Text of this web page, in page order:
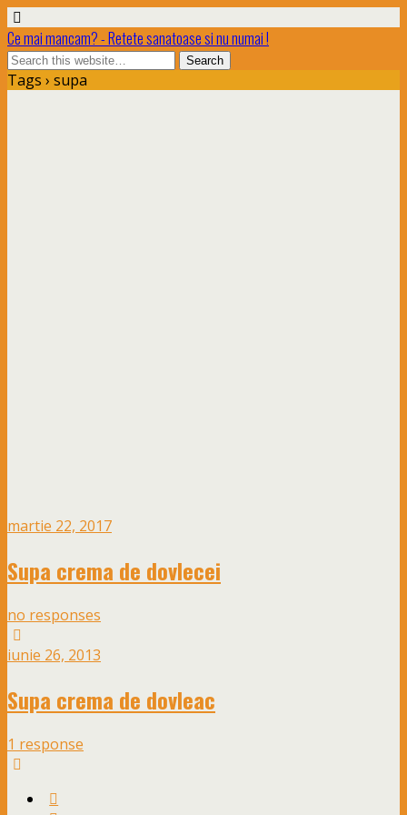
Ce mai mancam? - Retete sanatoase si nu numai !
Tags › supa
martie 22, 2017
Supa crema de dovlecei
no responses
iunie 26, 2013
Supa crema de dovleac
1 response